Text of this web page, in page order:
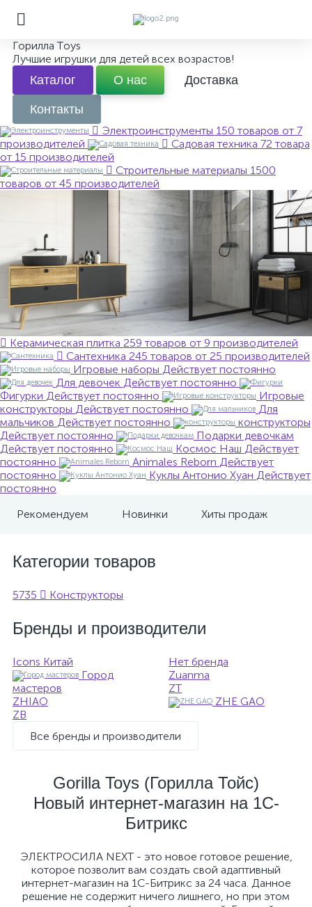
Горилла Toys
Лучшие игрушки для детей всех возрастов!
Каталог О нас Доставка
Контакты
Электроинструменты 150 товаров от 7
производителей
Садовая техника 72 товара
от 15 производителей
Строительные материалы 1500
товаров от 45 производителей
Керамическая плитка 259 товаров от 9 производителей
Сантехника 245 товаров от 25 производителей
Игровые наборы Действует постоянно
Для девочек Действует постоянно
Фигурки Действует постоянно
Игровые
конструкторы Действует постоянно
Для
мальчиков Действует постоянно
конструкторы
Действует постоянно
Подарки девочкам
Действует постоянно
Космос Наш Действует
постоянно
Animales Reborn Действует
постоянно
Куклы Антонио Хуан Действует
постоянно
Рекомендуем Новинки Хиты продаж
Категории товаров
5735 Конструкторы
Бренды и производители
Icons Китай
Нет бренда
Город
мастеров
Zuanma
ZT
ZHIAO
ZHE GAO
ZB
Все бренды и производители
Gorilla Toys (Горилла Тойс)
Новый интернет-магазин на 1С-
Битрикс
ЭЛЕКТРОСИЛА NEXT - это новое готовое решение,
которое позволит вам создать свой адаптивный
интернет-магазин на 1С-Битрикс за 24 часа. Данное
решение не содержит ничего лишнего, но при этом